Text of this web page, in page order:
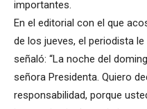
importantes.
En el editorial con el que
de los jueves, el periodista
señaló: “La noche del
señora Presidenta. Quiero
responsabilidad, porque